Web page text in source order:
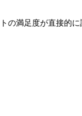
の満足度が直接的に